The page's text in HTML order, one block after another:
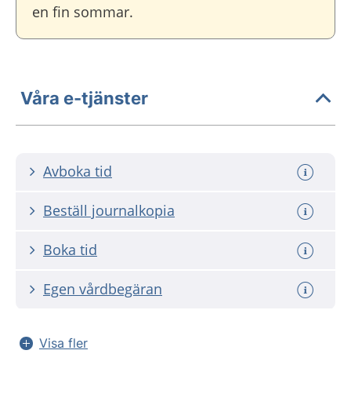
en fin sommar.
Våra e-tjänster
Avboka tid
Beställ journalkopia
Boka tid
Egen vårdbegäran
Visa fler